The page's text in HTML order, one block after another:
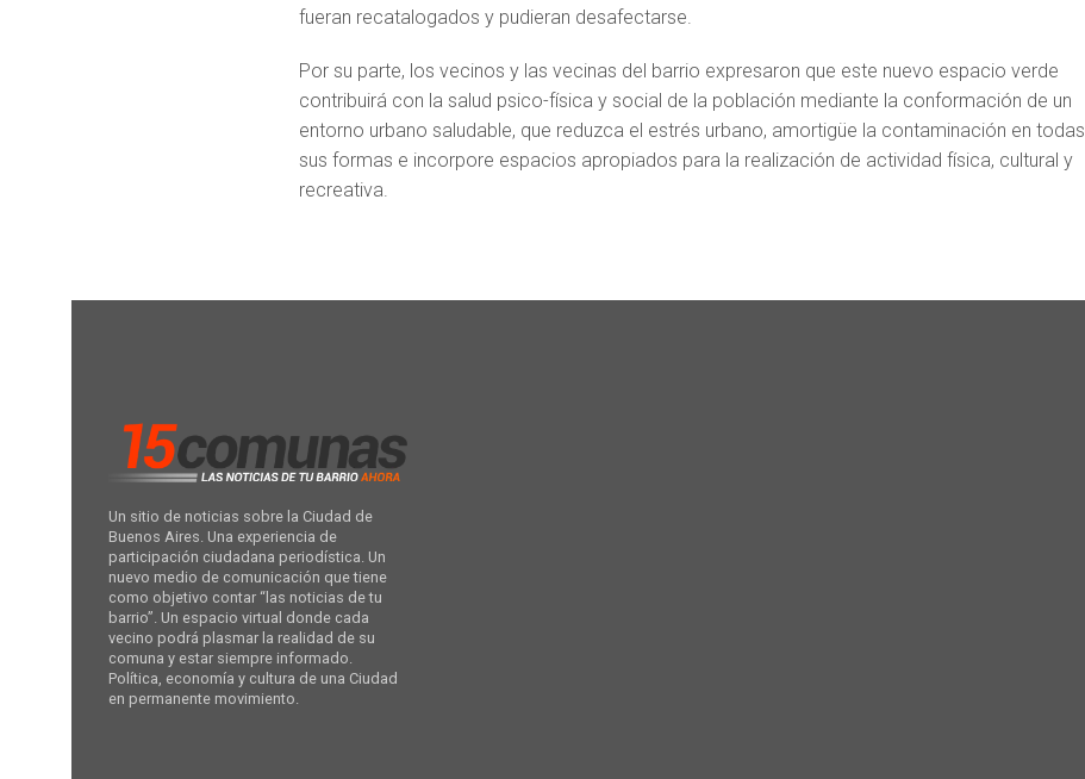
fueran recatalogados y pudieran desafectarse.
Por su parte, los vecinos y las vecinas del barrio expresaron que este nuevo espacio verde
contribuirá con la salud psico-física y social de la población mediante la conformación de un
entorno urbano saludable, que reduzca el estrés urbano, amortigüe la contaminación en todas
sus formas e incorpore espacios apropiados para la realización de actividad física, cultural y
recreativa.
Un sitio de noticias sobre la Ciudad de
Buenos Aires. Una experiencia de
participación ciudadana periodística. Un
nuevo medio de comunicación que tiene
como objetivo contar “las noticias de tu
barrio”. Un espacio virtual donde cada
vecino podrá plasmar la realidad de su
comuna y estar siempre informado.
Política, economía y cultura de una Ciudad
en permanente movimiento.